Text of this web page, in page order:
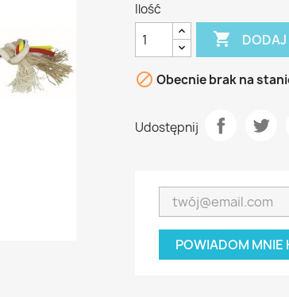
Ilość

 Obecnie brak na
Udostępnij
POWIADOM MNIE